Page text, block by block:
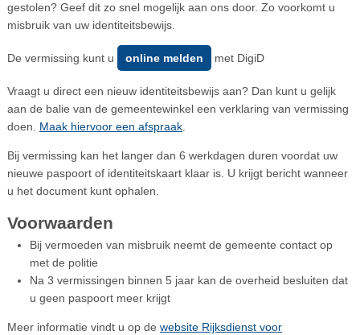
gestolen? Geef dit zo snel mogelijk aan ons door. Zo voorkomt u
misbruik van uw identiteitsbewijs.
De vermissing kunt u online melden met DigiD
Vraagt u direct een nieuw identiteitsbewijs aan? Dan kunt u gelijk
aan de balie van de gemeentewinkel een verklaring van vermissing
doen. Maak hiervoor een afspraak.
Bij vermissing kan het langer dan 6 werkdagen duren voordat uw
nieuwe paspoort of identiteitskaart klaar is. U krijgt bericht wanneer
u het document kunt ophalen.
Voorwaarden
Bij vermoeden van misbruik neemt de gemeente contact op
met de politie
Na 3 vermissingen binnen 5 jaar kan de overheid besluiten dat
u geen paspoort meer krijgt
Meer informatie vindt u op de website Rijksdienst voor